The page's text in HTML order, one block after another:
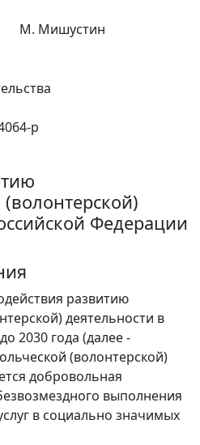
М. Мишустин
р
Федерации
развитию
деятельности в
2030 года (далее -
(волонтерской)
добровольная
выполнения
в социально значимых